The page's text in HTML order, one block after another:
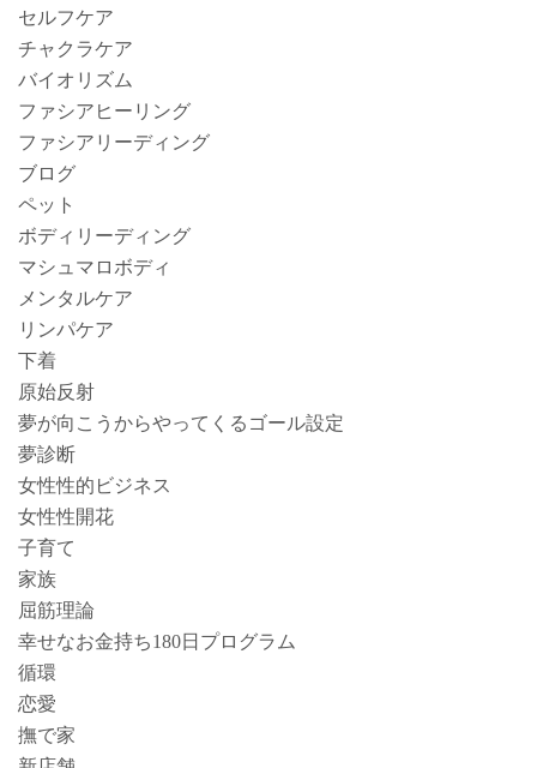
セルフケア
チャクラケア
バイオリズム
ファシアヒーリング
ファシアリーディング
ブログ
ペット
ボディリーディング
マシュマロボディ
メンタルケア
リンパケア
下着
原始反射
夢が向こうからやってくるゴール設定
夢診断
女性性的ビジネス
女性性開花
子育て
家族
屈筋理論
幸せなお金持ち180日プログラム
循環
恋愛
撫で家